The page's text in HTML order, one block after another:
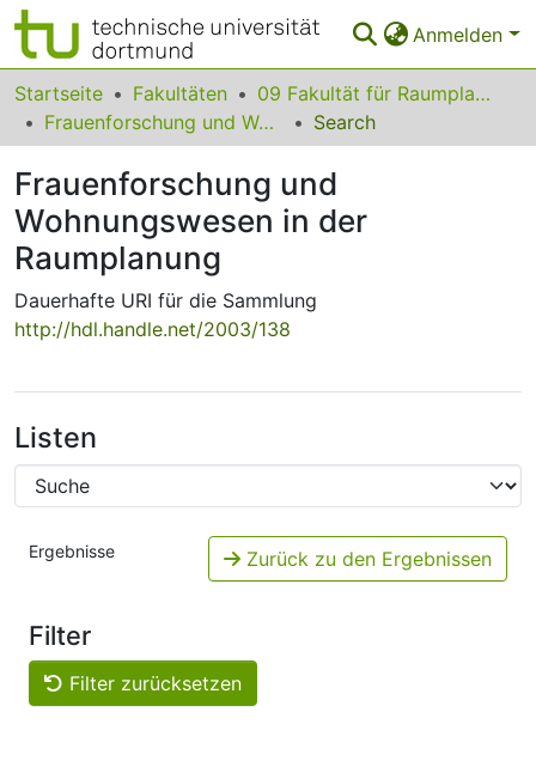
Anmelden
Bereiche & Sammlungen
Das gesamte Repositorium
Statistiken
FAQ
Zurück zur Startseite
Startseite Fakultäten
09 Fakultät für Raumplanung
Frauenforschung und Wohnungswesen in der Raumplanung
Search
Frauenforschung und
Wohnungswesen in der
Raumplanung
Dauerhafte URI für die Sammlung
http://hdl.handle.net/2003/138
Listen
Ergebnisse Zurück zu den Ergebnissen
Filter
Filter zurücksetzen